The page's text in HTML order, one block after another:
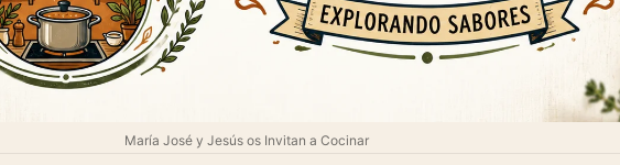
María José y Jesús os Invitan a Cocinar